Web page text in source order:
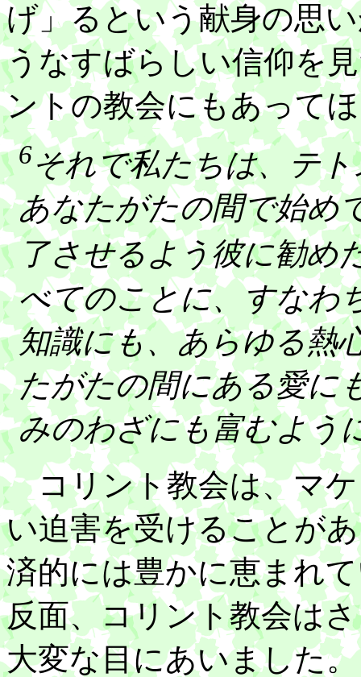
げ」るという献身の思
うなすばらしい信仰を
ントの教会にもあって
6それで私たちは、テ
あなたがたの間で始め
了させるよう彼に勧め
べてのことに、すなわ
知識にも、あらゆる熱
たがたの間にある愛に
みのわざにも富むよう
コリント教会は、マケ
い迫害を受けることが
済的には豊かに恵まれ
反面、コリント教会は
大変な目にあいました。